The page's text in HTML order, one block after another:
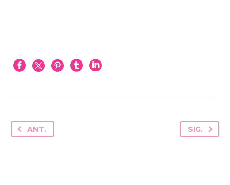
ANT. SIG.